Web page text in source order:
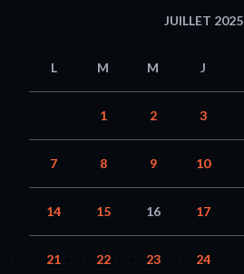
JUILLET 2025
L M M J
1 2 3
7 8 9 10
14 15 16 17
21 22 23 24